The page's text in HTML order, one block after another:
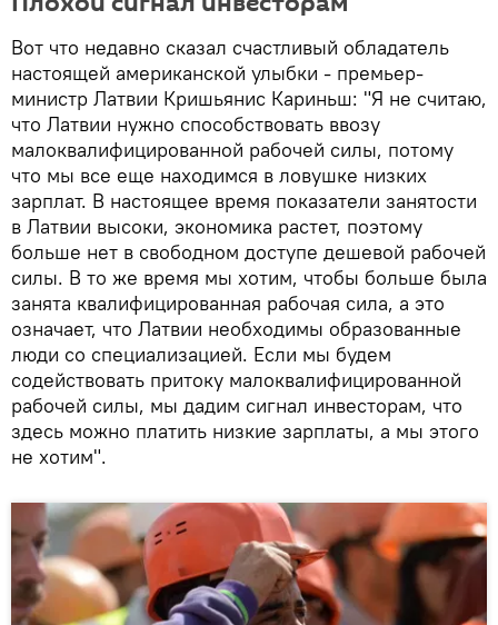
Вот что недавно сказал счастливый обладатель
настоящей американской улыбки - премьер-
министр Латвии Кришьянис Кариньш: "Я не считаю,
что Латвии нужно способствовать ввозу
малоквалифицированной рабочей силы, потому
что мы все еще находимся в ловушке низких
зарплат. В настоящее время показатели занятости
в Латвии высоки, экономика растет, поэтому
больше нет в свободном доступе дешевой рабочей
силы. В то же время мы хотим, чтобы больше была
занята квалифицированная рабочая сила, а это
означает, что Латвии необходимы образованные
люди со специализацией. Если мы будем
содействовать притоку малоквалифицированной
рабочей силы, мы дадим сигнал инвесторам, что
здесь можно платить низкие зарплаты, а мы этого
не хотим".